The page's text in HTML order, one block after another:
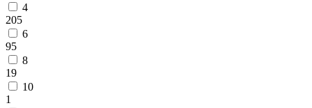
4
205
6
95
8
19
10
1